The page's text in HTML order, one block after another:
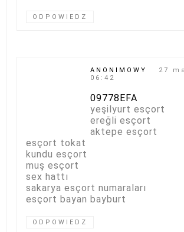
ODPOWIEDZ
ANONIMOWY
27
06:42
09778EFA
yeşilyurt esçort
ereğli esçort
aktepe esçort
esçort tokat
kundu esçort
muş esçort
sex hattı
sakarya esçort numaraları
esçort bayan bayburt
ODPOWIEDZ